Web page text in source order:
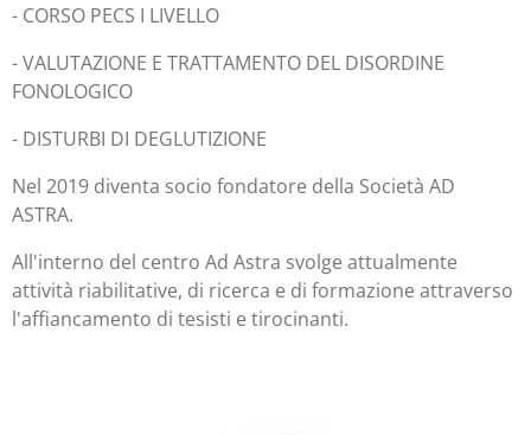
- CORSO PECS I LIVELLO
- VALUTAZIONE E TRATTAMENTO DEL DISORDINE
FONOLOGICO
- DISTURBI DI DEGLUTIZIONE
Nel 2019 diventa socio fondatore della Società AD
ASTRA.
All'interno del centro Ad Astra svolge attualmente
attività riabilitative, di ricerca e di formazione attraverso
l'affiancamento di tesisti e tirocinanti.